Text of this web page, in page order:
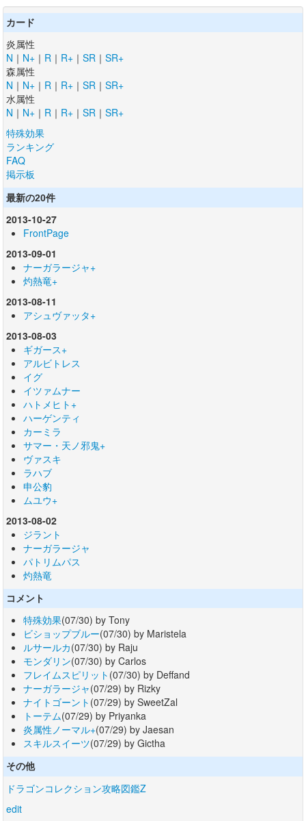
カード
炎属性
N ｜ N+ ｜ R ｜ R+ ｜ SR ｜ SR+
森属性
N ｜ N+ ｜ R ｜ R+ ｜ SR ｜ SR+
水属性
N ｜ N+ ｜ R ｜ R+ ｜ SR ｜ SR+
特殊効果
ランキング
FAQ
掲示板
最新の20件
2013-10-27
FrontPage
2013-09-01
ナーガラージャ+
灼熱竜+
2013-08-11
アシュヴァッタ+
2013-08-03
ギガース+
アルビトレス
イグ
イツァムナー
ハトメヒト+
ハーゲンティ
カーミラ
サマー・天ノ邪鬼+
ヴァスキ
ラハブ
申公豹
ムユウ+
2013-08-02
ジラント
ナーガラージャ
パトリムパス
灼熱竜
コメント
特殊効果(07/30) by Tony
ビショップブルー(07/30) by Maristela
ルサールカ(07/30) by Raju
モンダリン(07/30) by Carlos
フレイムスピリット (07/30) by Deffand
ナーガラージャ(07/29) by Rizky
ナイトゴーント (07/29) by SweetZal
トーテム(07/29) by Priyanka
炎属性ノーマル+(07/29) by Jaesan
スキルスイーツ(07/29) by Gictha
その他
ドラゴンコレクション攻略図鑑Z
edit